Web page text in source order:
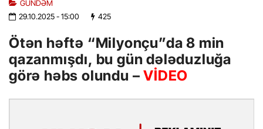
GÜNDƏM
29.10.2025- 15:00 425
Ötən həftə “Milyonçu”da 8 min
qazanmışdı, bu gün dələduzluğa
görə həbs olundu –VİDEO